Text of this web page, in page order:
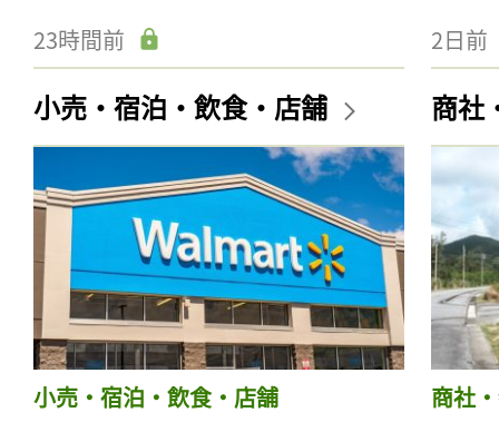
23時間前 2日前
小売・宿泊・飲食・店舗
小売・宿泊・飲食・店舗
商社
商社